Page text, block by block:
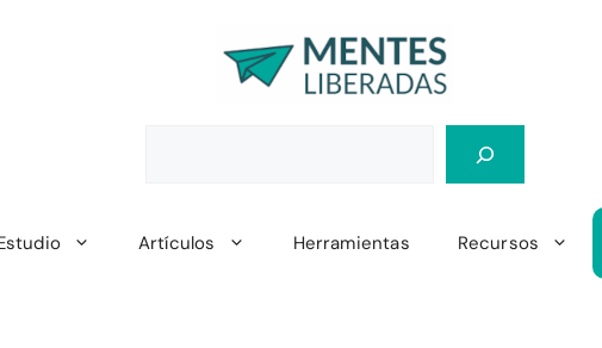
Artículos Herramientas Recursos